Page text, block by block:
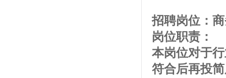
招聘岗位
岗位职责：
本岗位对于
符合后再投